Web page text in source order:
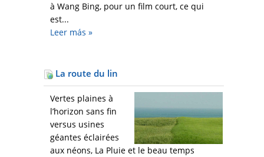
à Wang Bing, pour un film court, ce qui
est...
Leer más »
La route du lin
Vertes plaines à
l’horizon sans fin
versus usines
géantes éclairées
aux néons, La Pluie et le beau temps